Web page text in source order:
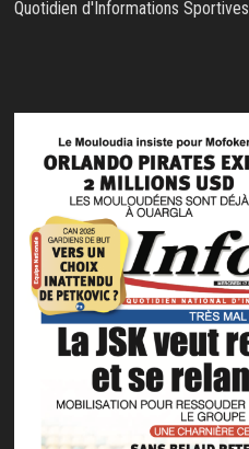
Quotidien d'Informations Sportives